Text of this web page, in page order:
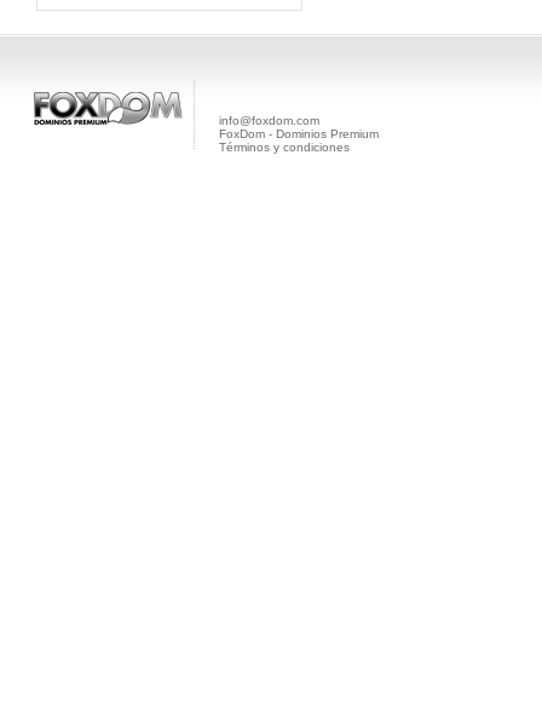
info@foxdom.com
FoxDom - Dominios Premium
Términos y condiciones